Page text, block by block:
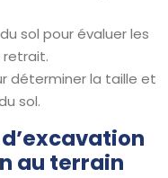
sol pour évaluer les
déterminer la taille et
sol.
au terrain